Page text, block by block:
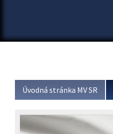
Úvodná stránka MV SR